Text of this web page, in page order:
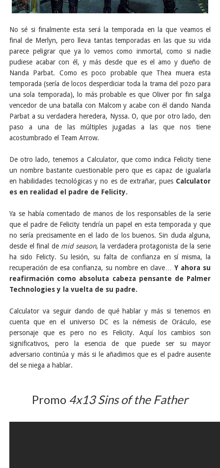
No sé si finalmente esta será la temporada en la que veamos el
final de Merlyn, pero lleva tantas temporadas en las que su vida
parece peligrar que ya lo vemos como inmortal, como si nadie
pudiese acabar con él, y más desde que es el amo y dueño de
Nanda Parbat. Como es poco probable que Thea muera esta
temporada (sería de locos desperdiciar toda la trama del pozo para
una sola temporada), lo más probable es que Oliver por fin salga
vencedor de una batalla con Malcom y acabe con él dando Nanda
Parbat a su verdadera heredera, Nyssa. O, que por otro lado, den
paso a una de las múltiples jugadas a las que nos tiene
acostumbrado el Team Arrow.
De otro lado, tenemos a Calculator, que como indica Felicity tiene
un nombre bastante cuestionable pero que es capaz de igualarla
en habilidades tecnológicas y no es de extrañar, pues Calculator
es en realidad el padre de Felicity.
Ya se había comentado de manos de los responsables de la serie
que el padre de Felicity tendría un papel en esta temporada y que
no sería precisamente en el lado de los buenos. Sin duda alguna,
desde el final de mid season, la verdadera protagonista de la serie
ha sido Felicty. Su lesión, su falta de confianza en sí misma, la
recuperación de esa confianza, su nombre en clave… Y ahora su
reafirmación como absoluta cabeza pensante de Palmer
Technologies y la vuelta de su padre.
Calculator va seguir dando de qué hablar y más si tenemos en
cuenta que en el universo DC es la némesis de Oráculo, ese
personaje que es pero no es Felicity. Aquí los cambios son
significativos, pero la esencia de que puede ser su mayor
adversario continúa y más si le añadimos que es el padre ausente
del se niega a hablar.
Promo 4x13 Sins of the Father